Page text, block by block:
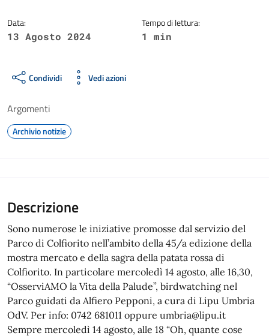
Data:
13 Agosto 2024
Tempo di lettura:
1 min
Condividi Vedi azioni
Argomenti
Archivio notizie
Descrizione
Sono numerose le iniziative promosse dal servizio del
Parco di Colfiorito nell’ambito della 45/a edizione della
mostra mercato e della sagra della patata rossa di
Colfiorito. In particolare mercoledì 14 agosto, alle 16,30,
“OsserviAMO la Vita della Palude”, birdwatching nel
Parco guidati da Alfiero Pepponi, a cura di Lipu Umbria
OdV. Per info: 0742 681011 oppure umbria@lipu.it
Sempre mercoledì 14 agosto, alle 18 “Oh, quante cose